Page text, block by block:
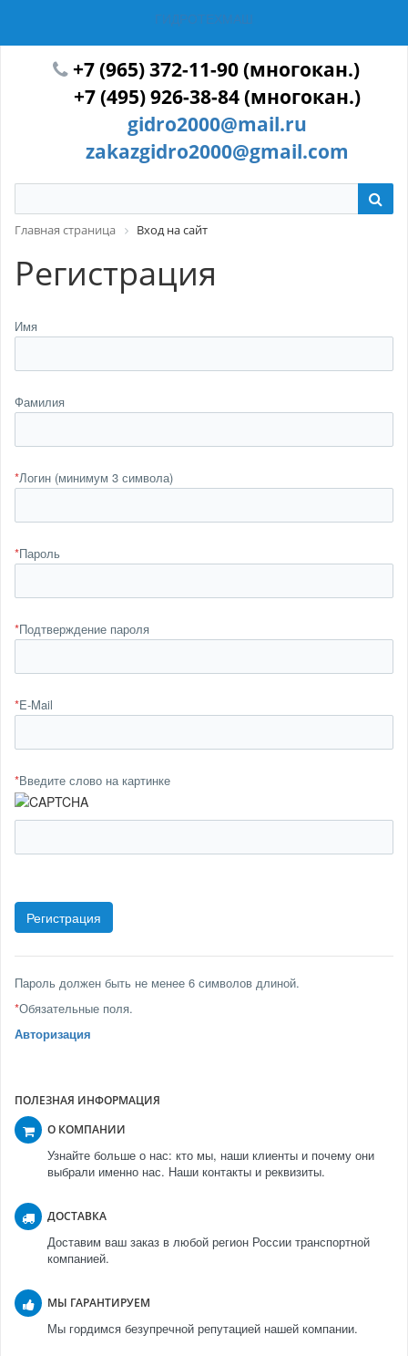
ГИДРОТЕХМАШ
+7 (965) 372-11-90 (многокан.)
+7 (495) 926-38-84 (многокан.)
gidro2000@mail.ru
zakazgidro2000@gmail.com
Главная страница Вход на сайт
Регистрация
Имя
Фамилия
*Логин (минимум 3 символа)
*Пароль
*Подтверждение пароля
*E-Mail
*Введите слово на картинке
Пароль должен быть не менее 6 символов длиной.
*Обязательные поля.
Авторизация
ПОЛЕЗНАЯ ИНФОРМАЦИЯ
О КОМПАНИИ
Узнайте больше о нас: кто мы, наши клиенты и почему они
выбрали именно нас. Наши контакты и реквизиты.
ДОСТАВКА
Доставим ваш заказ в любой регион России транспортной
компанией.
МЫ ГАРАНТИРУЕМ
Мы гордимся безупречной репутацией нашей компании.